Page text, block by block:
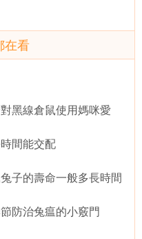
在看
黑線倉鼠使用媽咪愛
間能交配
子的壽命一般多長時間
防治兔瘟的小竅門